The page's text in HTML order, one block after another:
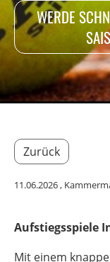
WERDE
Zurück
11.06.2026,
Aufstiegsspiele
Mit einem